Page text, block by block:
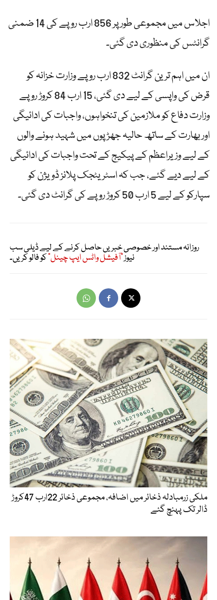
اجلاس میں مجموعی طور پر 856 ارب روپے کی 14 ضمنی
گرانٹس کی منظوری دی گئی۔
ان میں اہم ترین گرانٹ 832 ارب روپے وزارت خزانہ کو
قرض کی واپسی کے لیے دی گئی، 15 ارب 84 کروڑ روپے
وزارت دفاع کو ملازمین کی تنخواہوں، واجبات کی ادائیگی
اور بھارت کے ساتھ حالیہ جھڑپوں میں شہید ہونے والوں
کے لیے وزیراعظم کے پیکیج کے تحت واجبات کی ادائیگی
کے لیے دیے گئے، جب کہ اسٹریٹجک پلانز ڈویژن کو
سپارکو کے لیے 5 ارب 50 کروڑ روپے کی گرانٹ دی گئی۔
روزانہ مستند اور خصوصی خبریں حاصل کرنے کے لیے ڈیلی سب
نیوز"آفیشل واٹس ایپ چینل"کو فالو کریں۔
ملکی زرمبادلہ ذخائر میں اضافہ، مجموعی ذخائر 22ارب 47کروڑ
ڈالر تک پہنچ گئے